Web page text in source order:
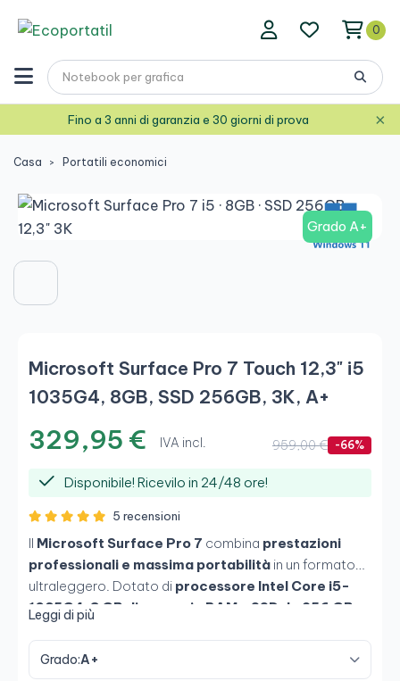
0
Fino a 3 anni di garanzia e 30 giorni di prova ×
Casa Portatili economici
Grado A+
Microsoft Surface Pro 7 Touch 12,3" i5
1035G4, 8GB, SSD 256GB, 3K, A+
329,95 € IVA incl. 959,00 € -66%
Disponibile! Ricevilo in 24/48 ore!
5 recensioni
Il Microsoft Surface Pro 7 combina prestazioni
professionali e massima portabilità in un formato
ultraleggero. Dotato di processore Intel Core i5-
1035G4,8 GB di memoria RAM SSD da 256 GB
navigazione, lavoro professionale e multitasking
quotidiano
Leggi di più
Grado:A+